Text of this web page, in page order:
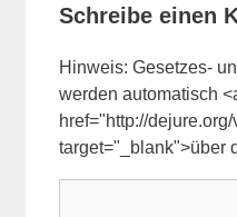
Schreibe einen
Hinweis: Gesetzes-
werden automatisch
href="http://
target="_blank">über